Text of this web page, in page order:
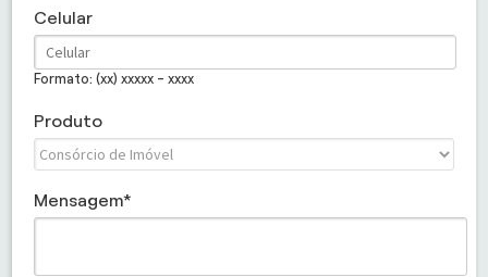
Celular
Formato: (xx) xxxxx - xxxx
Produto
Mensagem